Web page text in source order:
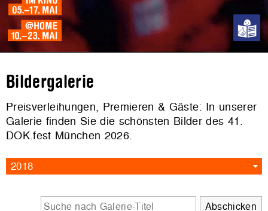
Bildergalerie
Preisverleihungen, Premieren & Gäste: In unserer
Galerie finden Sie die schönsten Bilder des 41.
DOK.fest München 2026.
2018